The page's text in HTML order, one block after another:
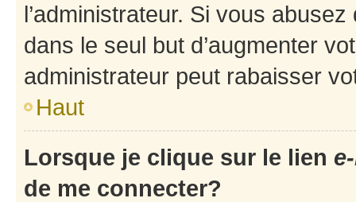
l’administrateur. Si vous
dans le seul but d’augmenter
administrateur peut rabaisser
Haut
Lorsque je clique sur le lien
de me connecter?